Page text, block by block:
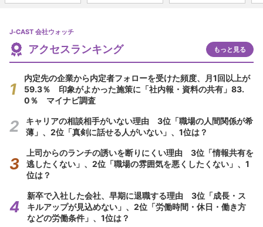
J-CAST 会社ウォッチ
アクセスランキング もっと見る
内定先の企業から内定者フォローを受けた頻度、月1回以上が
59.3％ 印象がよかった施策に「社内報・資料の共有」83.
0％ マイナビ調査
キャリアの相談相手がいない理由 3位「職場の人間関係が希
薄」、2位「真剣に話せる人がいない」、1位は？
上司からのランチの誘いを断りにくい理由 3位「情報共有を
逃したくない」、2位「職場の雰囲気を悪くしたくない」、1
位は？
新卒で入社した会社、早期に退職する理由 3位「成長・ス
キルアップが見込めない」、2位「労働時間・休日・働き方
などの労働条件」、1位は？